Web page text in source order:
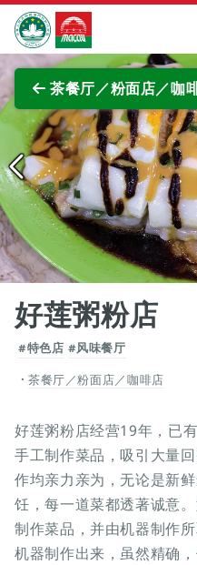
跳至主内容
澳门特别行政区政府旅游局
茶餐厅／粉面店／咖
好莲粥粉店
#特色店 #风味餐厅
茶餐厅／粉面店／咖啡店
好莲粥粉店经营19年，已
手工制作菜品，吸引大量
作均亲力亲为，无论是新
饪，每一道菜都透著诚意
制作菜品，并由机器制作
机器制作出来，虽然精确